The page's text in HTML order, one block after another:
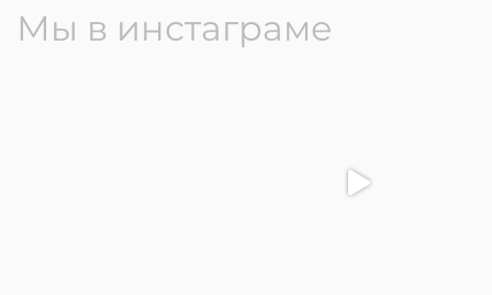
Мы в инстаграме